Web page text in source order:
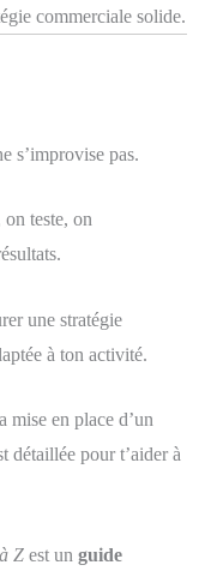
commerciale solide.
s’improvise pas.
on teste, on
une stratégie
à ton activité.
mise en place d’un
détaillée pour t’aider à
Zest un guide